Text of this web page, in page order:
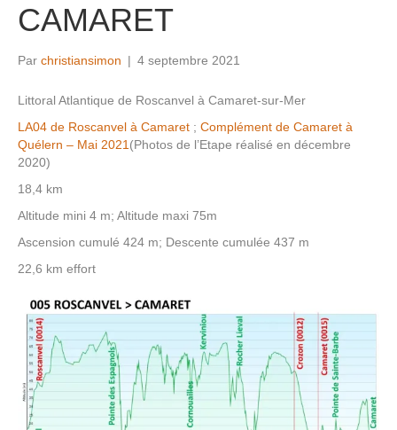
CAMARET
Par christiansimon | 4 septembre 2021
Littoral Atlantique de Roscanvel à Camaret-sur-Mer
LA04 de Roscanvel à Camaret ; Complément de Camaret à
Quélern – Mai 2021 (Photos de l’Etape réalisé en décembre
2020)
18,4 km
Altitude mini 4 m; Altitude maxi 75m
Ascension cumulé 424 m; Descente cumulée 437 m
22,6 km effort